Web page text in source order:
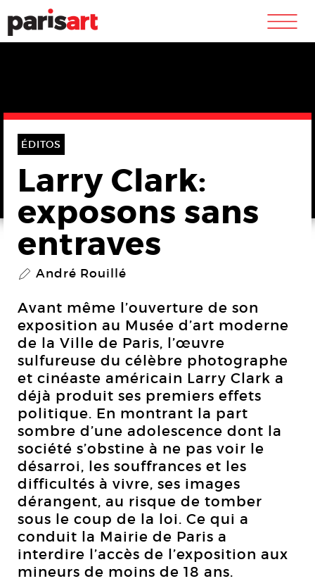
m
ÉDITOS
Larry Clark:
exposons sans
entraves
P André Rouillé
Avant même l’ouverture de son
exposition au Musée d’art moderne
de la Ville de Paris, l’œuvre
sulfureuse du célèbre photographe
et cinéaste américain Larry Clark a
déjà produit ses premiers effets
politique. En montrant la part
sombre d’une adolescence dont la
société s’obstine à ne pas voir le
désarroi, les souffrances et les
difficultés à vivre, ses images
dérangent, au risque de tomber
sous le coup de la loi. Ce qui a
conduit la Mairie de Paris a
interdire l’accès de l’exposition aux
mineurs de moins de 18 ans.